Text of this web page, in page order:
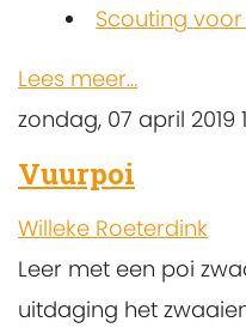
Scouting
Lees meer...
zondag, 07 april 2019
Vuurpoi
Willeke Roeterdink
Leer met een poi
uitdaging het